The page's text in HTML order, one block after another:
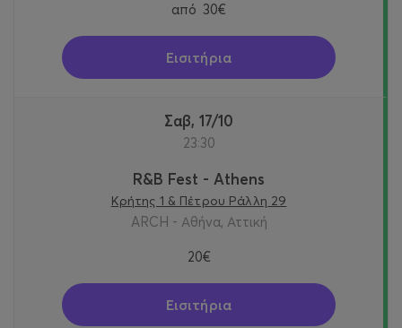
από 30€
Εισιτήρια
Σαβ, 17/10
23:30
R&B Fest - Athens
Κρήτης 1 & Πέτρου Ράλλη 29
ARCH - Αθήνα, Αττική
20€
Εισιτήρια